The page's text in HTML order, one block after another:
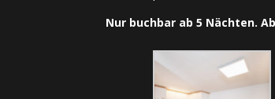
Nur buchbar ab 5 Nächten.